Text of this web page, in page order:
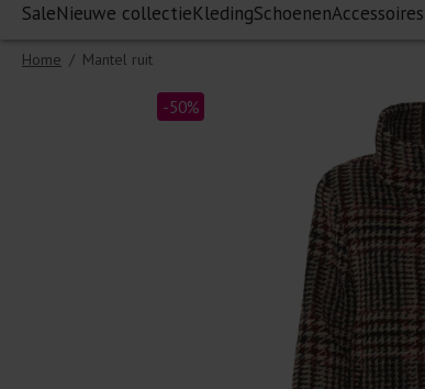
SaleNieuwe collectieKledingSchoenenAccessoires
Home / Mantel ruit
-50%